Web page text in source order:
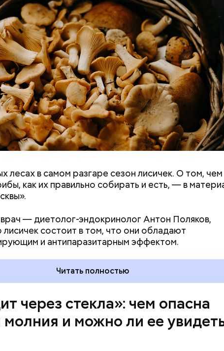
лесах в самом разгаре сезон лисичек. О том, чем
как их правильно собирать и есть, — в
врач — диетолог-эндокринолог Антон Поляков,
состоит в том, что они обладают
и антипаразитарным эффектом.
Читать полностью
через стекла»: чем опасна
и можно ли ее
молнии (маленькой и средней) около 30
жить и до нескольких минут, отметил эксперт.